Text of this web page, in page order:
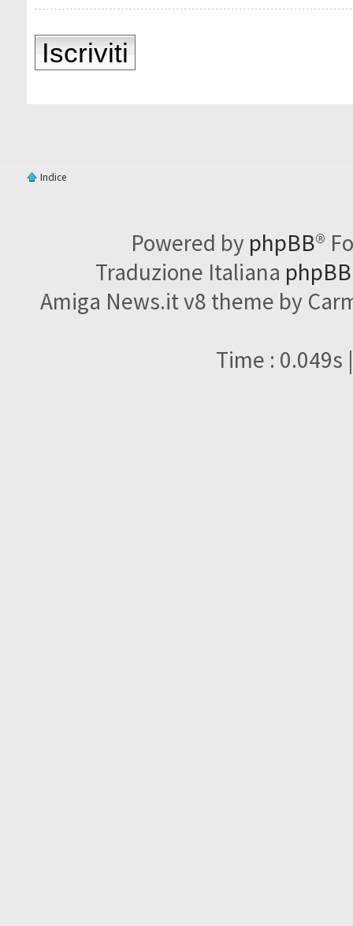
Iscriviti
Indice
Powered by phpBB®
Traduzione Italiana
Amiga News.it v8 theme by
Time : 0.049s